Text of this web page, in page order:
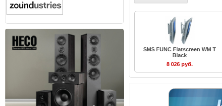
SMS FUNC Flatscreen WM T
Black
8 026 руб.